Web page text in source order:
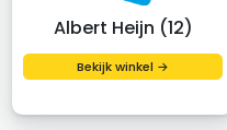
Albert Heijn (12)
Bekijk winkel →